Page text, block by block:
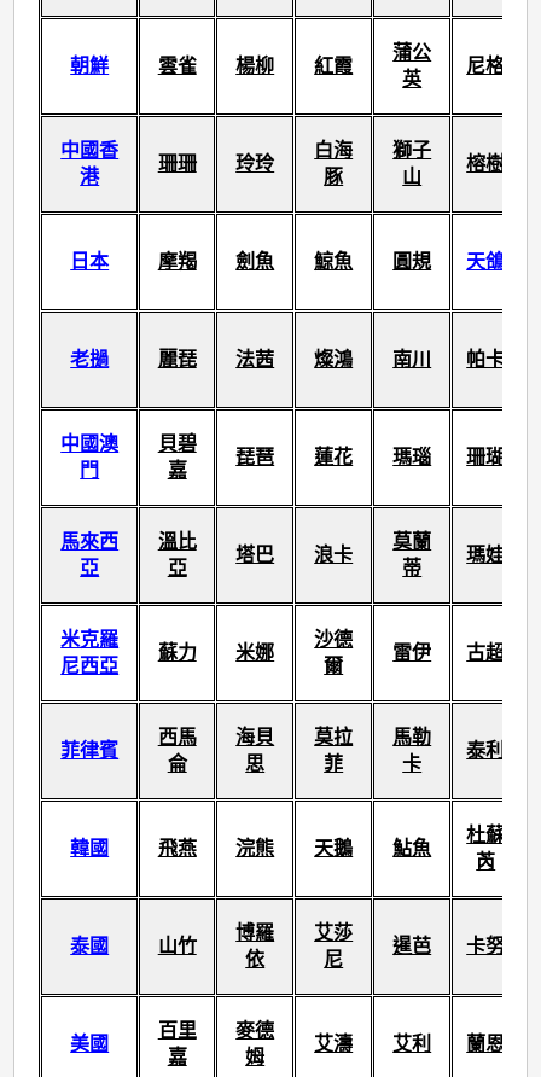
朝鮮 雲雀 楊柳 紅霞
蒲公
英
尼格
中國香
港
珊珊 玲玲
白海
豚
獅子
山
榕樹
日本 摩羯 劍魚 鯨魚 圓規 天鴿
老撾 麗琵 法茜 燦鴻 南川 帕卡
中國澳
門
貝碧
嘉
琵琶 蓮花 瑪瑙 珊瑚
馬來西
亞
溫比
亞
塔巴 浪卡
莫蘭
蒂
瑪娃
米克羅
尼西亞
蘇力 米娜
沙德
爾
雷伊 古超
菲律賓
西馬
侖
海貝
思
莫拉
菲
馬勒
卡
泰利
韓國 飛燕 浣熊 天鵝 鮎魚
杜蘇
芮
泰國 山竹
博羅
依
艾莎
尼
暹芭 卡努
美國
百里
嘉
麥德
姆
艾濤 艾利 蘭恩